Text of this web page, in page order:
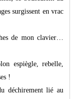
surgissent en vrac
de mon clavier…
espiègle, rebelle,
!
déchirement lié au